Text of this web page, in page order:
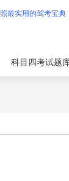
科目四考试题